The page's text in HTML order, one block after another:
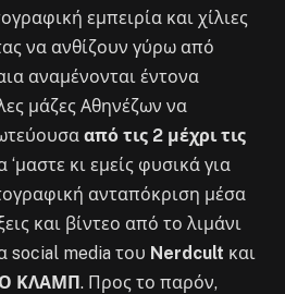
εμπειρία και χίλιες
να ανθίζουν γύρω από
αναμένονται έντονα
μάζες Αθηνέζων να
από τις 2 μέχρι τις
‘μαστε κι εμείς φυσικά για
ανταπόκριση μέσα
και βίντεο από το λιμάνι
social media του Nerdcult και
ΚΛΑΜΠ. Προς το παρόν,